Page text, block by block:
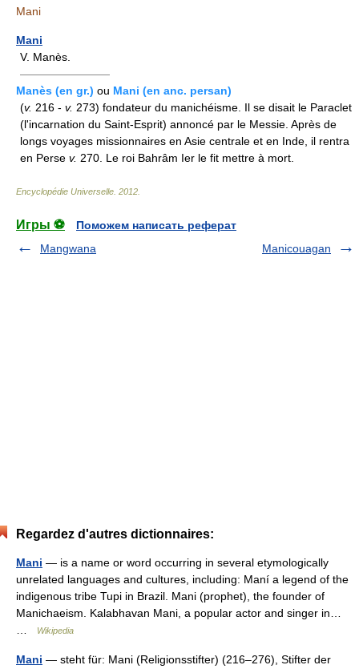
Mani
Mani
V. Manès.
————————
Manès (en gr.) ou Mani (en anc. persan)
(v. 216 - v. 273) fondateur du manichéisme. Il se disait le Paraclet
(l'incarnation du Saint-Esprit) annoncé par le Messie. Après de
longs voyages missionnaires en Asie centrale et en Inde, il rentra
en Perse v. 270. Le roi Bahrâm Ier le fit mettre à mort.
Encyclopédie Universelle 2012
Игры ⚽
Поможем написать реферат
Mangwana
Manicouagan
Regardez d'autres dictionnaires:
Mani — is a name or word occurring in several etymologically
unrelated languages and cultures, including: Maní a legend of the
indigenous tribe Tupi in Brazil. Mani (prophet), the founder of
Manichaeism. Kalabhavan Mani, a popular actor and singer in…
Wikipedia
Mani — steht für: Mani (Religionsstifter) (216–276), Stifter der